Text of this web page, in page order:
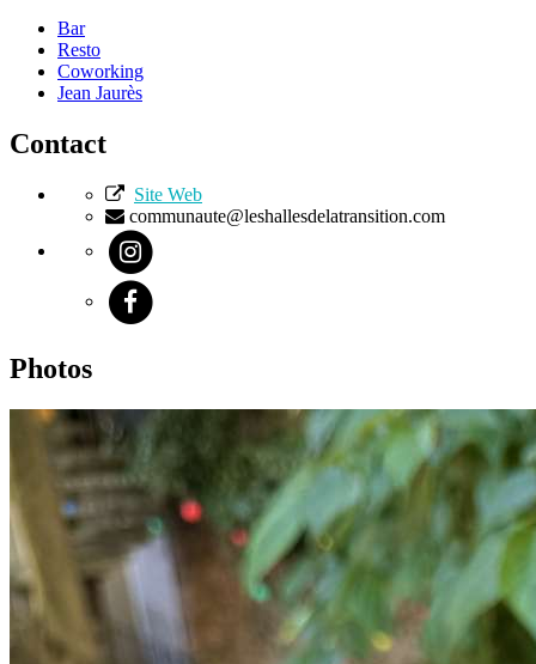
Bar
Resto
Coworking
Jean Jaurès
Contact
Site Web
communaute@leshallesdelatransition.com
Photos